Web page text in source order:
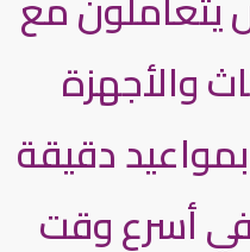
والأجهزة
بمواعيد دقيقة
أسرع وقت